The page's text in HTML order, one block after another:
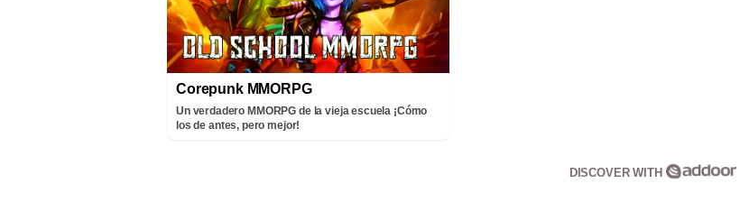
Corepunk MMORPG
Un verdadero MMORPG de la vieja escuela ¡Cómo
los de antes, pero mejor!
DISCOVER WITH